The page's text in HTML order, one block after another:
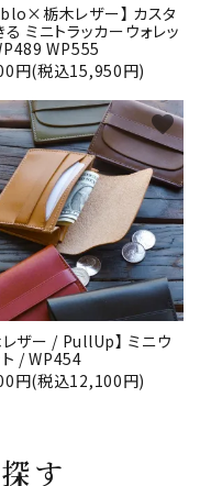
栃木レザー】 カスタ
る ミニトラッカーウォレッ
WP555
円(税込15,950円)
レザー / PullUp】 ミニウ
ト / WP454
円(税込12,100円)
favorite
す